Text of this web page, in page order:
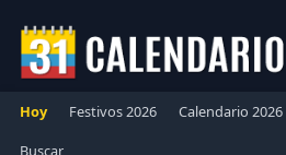
Hoy Festivos 2026 Calendario 2026
Buscar